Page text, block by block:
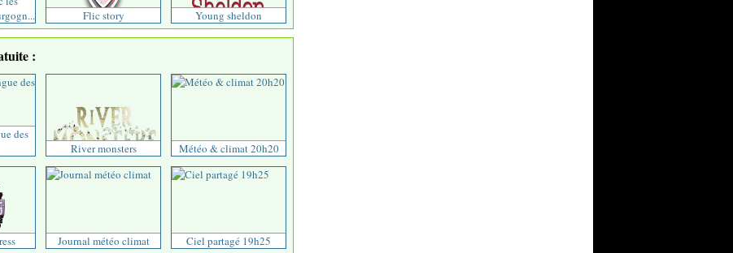
Flic story Young sheldon
:
des
River monsters Météo & climat 20h20
Journal météo climat Ciel partagé 19h25